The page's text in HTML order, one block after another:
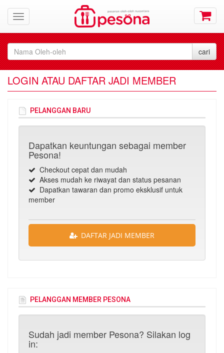
LOGIN ATAU DAFTAR JADI MEMBER
PELANGGAN BARU
Dapatkan keuntungan sebagai member
Pesona!
Checkout cepat dan mudah
Akses mudah ke riwayat dan status pesanan
Dapatkan tawaran dan promo eksklusif untuk
member
DAFTAR JADI MEMBER
PELANGGAN MEMBER PESONA
Sudah jadi member Pesona? Silakan log
in: